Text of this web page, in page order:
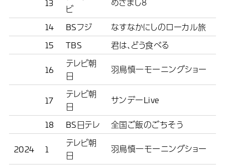
13
ビ
めざまし８
14 BSフジ
なすなかにしのローカル旅
15
TBS 君は、どう食べる
16
テレビ朝
日
羽鳥慎一モーニングショー
17
テレビ朝
日
サンデーLive
18 BS日テレ 全国ご飯のごちそう
2024 1
テレビ朝
日
羽鳥慎一モーニングショー